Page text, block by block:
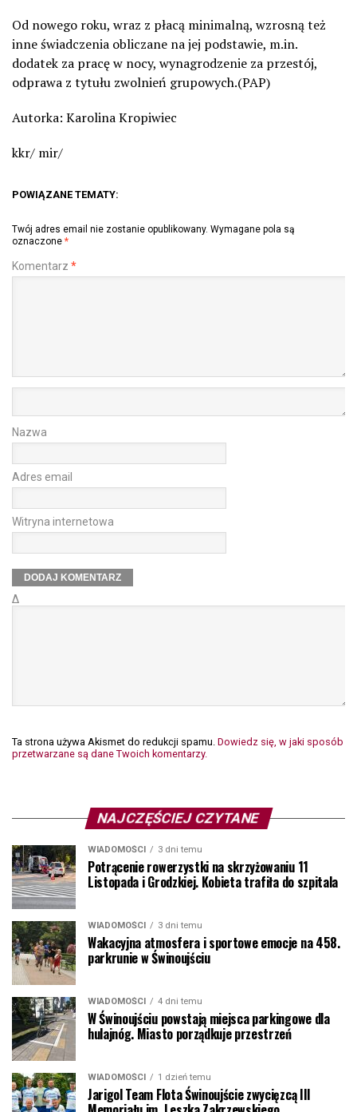
Od nowego roku, wraz z płacą minimalną, wzrosną też
inne świadczenia obliczane na jej podstawie, m.in.
dodatek za pracę w nocy, wynagrodzenie za przestój,
odprawa z tytułu zwolnień grupowych.(PAP)
Autorka: Karolina Kropiwiec
kkr/ mir/
POWIĄZANE TEMATY:
Twój adres email nie zostanie opublikowany. Wymagane pola są
oznaczone *
Komentarz *
Nazwa
Adres email
Witryna internetowa
Δ
Ta strona używa Akismet do redukcji spamu. Dowiedz się, w jaki sposób
przetwarzane są dane Twoich komentarzy.
NAJCZĘŚCIEJ CZYTANE
WIADOMOŚCI 3 dni temu
Potrącenie rowerzystki na skrzyżowaniu 11
Listopada i Grodzkiej. Kobieta trafiła do szpitala
WIADOMOŚCI 3 dni temu
Wakacyjna atmosfera i sportowe emocje na 458.
parkrunie w Świnoujściu
WIADOMOŚCI 4 dni temu
W Świnoujściu powstają miejsca parkingowe dla
hulajnóg. Miasto porządkuje przestrzeń
WIADOMOŚCI 1 dzień temu
Jarigol Team Flota Świnoujście zwycięzcą III